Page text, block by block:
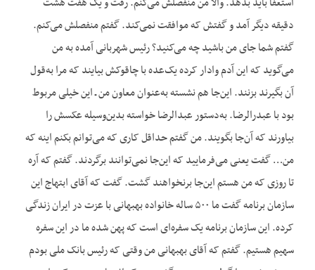
دقیقه دیگر آمد و گفتش که موافقت نمی‌کند. گفتم منفصلش می‌کنم.
گفتم شما جای من باشید چه می‌کنید؟ رئیس شهربانی آمده به من
می‌گوید که این آدم وادار کرده یک‌عده با چاقوکش بیایند که مرا به‌قول
آن بگیرند بزنند. این‌جا هم نشسته به‌عنوان معاون من ـ این خیلی مربوط
بود با عبدرالرضا. به‌دستور عبدالرضا خواسته بدین‌وسیله عکسش را
بیاورند که آن‌جا بگویند. من گفتم حداقل کاری که می‌توانم بکنم اینه که
من… گفت یعنی می‌فرمایید که این‌جا نمی‌توانند برگردند. گفتم که آره
تا روزی که من هستم این‌جا برنخواهند گشت. گفت که آقای ابتهاج این
سازمان برنامه گفت ما ۵۰۰ ساله خانواده بهبهانی با عزت در ایران زندگی
کرده. این سازمان برنامه یک سفره‌ای است که پهن شده ما در این سفره
سهیم هستیم. گفتم که آقای بهبهانی من وقتی که رئیس بانک ملی بودم